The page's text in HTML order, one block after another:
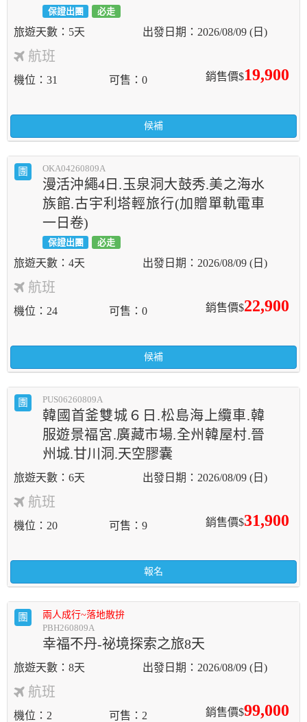
保證出團 必走
5天 2026/08/09 (日)
航班
銷售價$19,900
機位 31 可售 0
候補
團 OKA04260809A
漫活沖繩4日.玉泉洞大鼓秀.美之海水
族館.古宇利塔輕旅行(加贈單軌電車
一日卷)
保證出團 必走
4天 2026/08/09 (日)
航班
銷售價$22,900
機位 24 可售 0
候補
團 PUS06260809A
韓國首釜雙城６日.松島海上纜車.韓
服遊景褔宮.廣藏市場.全州韓屋村.晉
州城.甘川洞.天空膠囊
6天 2026/08/09 (日)
航班
銷售價$31,900
機位 20 可售 9
報名
團
兩人成行~落地散拚
PBH260809A
幸福不丹-祕境探索之旅8天
8天 2026/08/09 (日)
航班
銷售價$99,000
機位 2 可售 2